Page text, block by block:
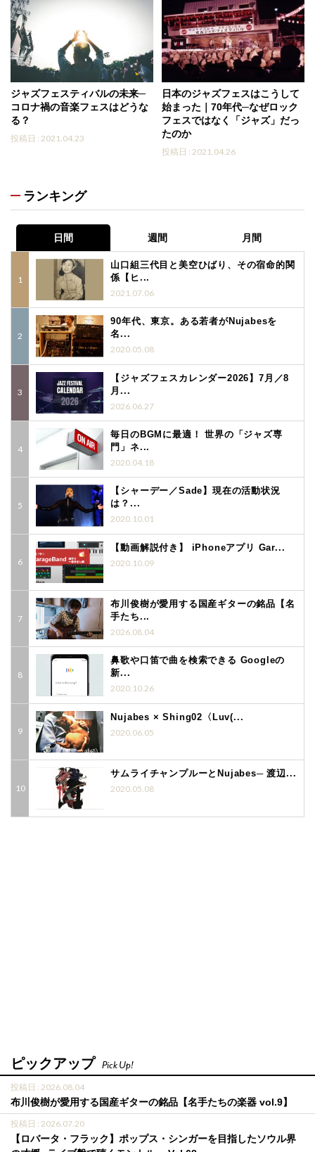
ジャズフェスティバルの未来─
コロナ禍の音楽フェスはどうな
る？
投稿日 : 2021.04.23
日本のジャズフェスはこうして
始まった｜70年代─なぜロック
フェスではなく「ジャズ」だっ
たのか
投稿日 : 2021.04.26
ランキング
日間 週間 月間
山口組三代目と美空ひばり、その宿命的関
係【ヒ...
2021.07.06
90年代、東京。ある若者がNujabesを
名...
2020.05.08
【ジャズフェスカレンダー2026】7月／8
月...
2026.06.27
毎日のBGMに最適！ 世界の「ジャズ専
門」ネ...
2020.04.18
【シャーデー／Sade】現在の活動状況
は？...
2020.10.01
【動画解説付き】 iPhoneアプリ Gar...
2020.10.09
布川俊樹が愛用する国産ギターの銘品【名
手たち...
2026.08.04
鼻歌や口笛で曲を検索できる Googleの
新...
2020.10.26
Nujabes × Shing02〈Luv(...
2020.06.05
サムライチャンプルーとNujabes─ 渡辺...
2020.05.08
ピックアップ Pick Up!
投稿日 : 2026.08.04
布川俊樹が愛用する国産ギターの銘品【名手たちの楽器 vol.9】
投稿日 : 2026.07.20
【ロバータ・フラック】ポップス・シンガーを目指したソウル界